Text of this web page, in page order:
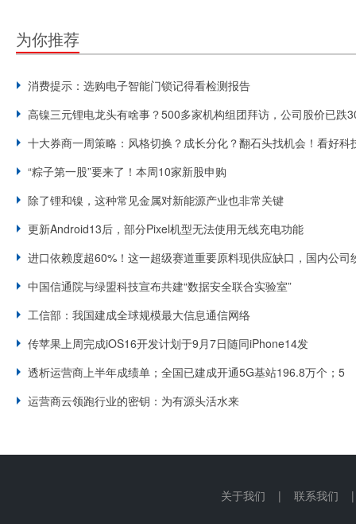
为你推荐
消费提示：选购电子智能门锁记得看检测报告
高镍三元锂电龙头有啥事？500多家机构组团拜访，公司股价已跌
十大券商一周策略：风格切换？成长分化？翻石头找机会！看好科
“粽子第一股”要来了！本周10家新股申购
除了锂和镍，这种常见金属对新能源产业也非常关键
更新Android13后，部分Pixel机型无法使用无线充电功能
进口依赖度超60%！这一超级赛道重要原料现供应缺口，国内公司
中国信通院与绿盟科技宣布共建“数据安全联合实验室”
工信部：我国建成全球规模最大信息通信网络
传苹果上周完成iOS16开发计划于9月7日随同iPhone14发
透析运营商上半年成绩单；全国已建成开通5G基站196.8万个；5
运营商云领跑行业的密钥：为有源头活水来
关于我们 | 联系我